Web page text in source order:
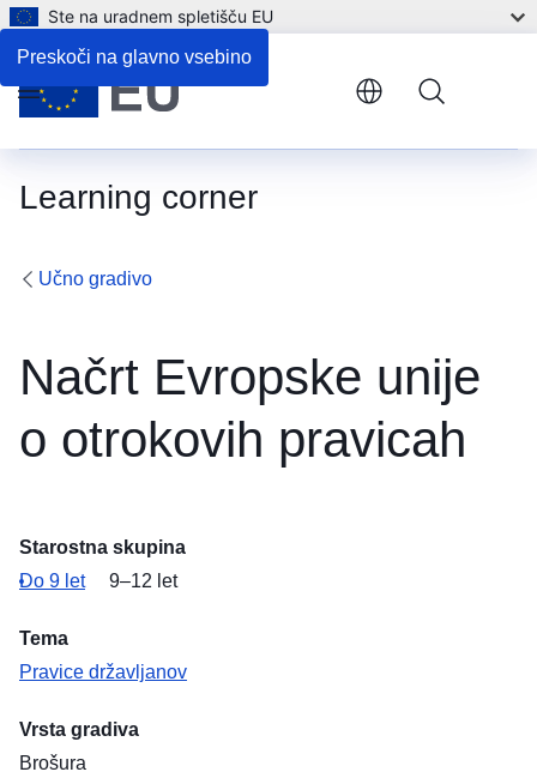
Preskoči na glavno vsebino
Ste na uradnem spletišču EU
Learning corner
Menu
Učno gradivo
Načrt Evropske unije
o otrokovih pravicah
Starostna skupina
Do 9 let
9–12 let
Tema
Pravice državljanov
Vrsta gradiva
Brošura